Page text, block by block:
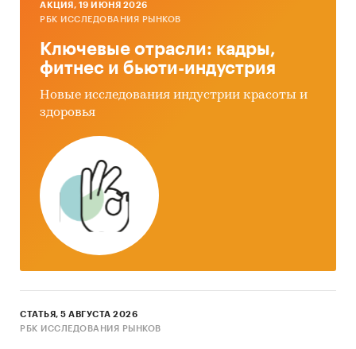
AКЦИЯ, 19 ИЮНЯ 2026
РБК ИССЛЕДОВАНИЯ РЫНКОВ
Ключевые отрасли: кадры,
фитнес и бьюти-индустрия
Новые исследования индустрии красоты и
здоровья
СТАТЬЯ, 5 АВГУСТА 2026
РБК ИССЛЕДОВАНИЯ РЫНКОВ